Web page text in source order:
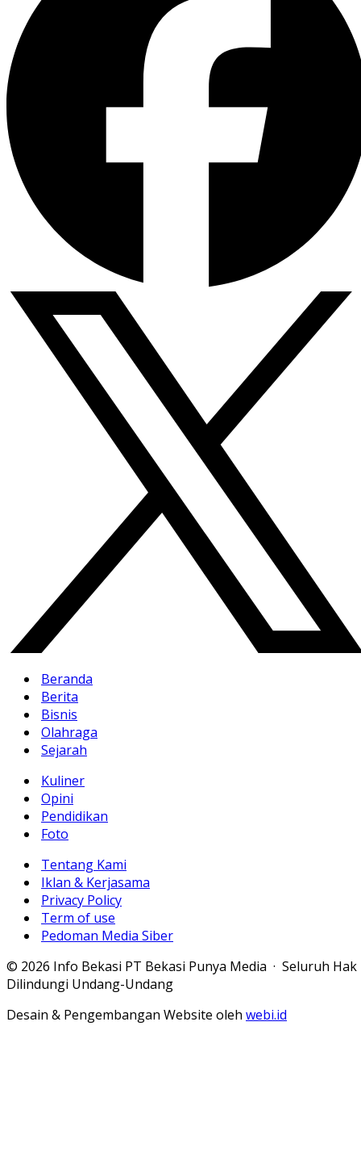
Beranda
Berita
Bisnis
Olahraga
Sejarah
Kuliner
Opini
Pendidikan
Foto
Tentang Kami
Iklan & Kerjasama
Privacy Policy
Term of use
Pedoman Media Siber
© 2026 Info Bekasi PT Bekasi Punya Media · Seluruh Hak
Dilindungi Undang-Undang
Desain & Pengembangan Website oleh webi.id